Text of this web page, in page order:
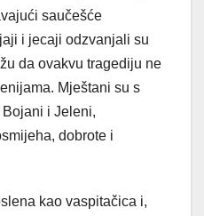
saučešće
i jecaji odzvanjali su
da ovakvu tragediju ne
Mještani su s
i Jeleni,
dobrote i
kao vaspitačica i,